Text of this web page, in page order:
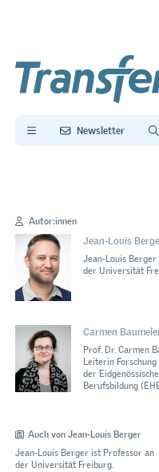
Newsletter
Autor:innen
Jean-Louis
Jean-Louis
der Universität
Carmen
Prof. Dr. Carmen
Leiterin
der
Berufsbildung
Auch von Jean-Louis Berger
Jean-Louis Berger ist Professor an
der Universität Freiburg.